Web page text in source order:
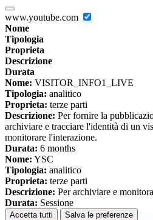
www.youtube.com
Nome
Tipologia
Proprieta
Descrizione
Durata
Nome: VISITOR_INFO1_LIVE
Tipologia: analitico
Proprieta: terze parti
Descrizione: Per fornire la
archiviare e tracciare l'identità di un
monitorare l'interazione.
Durata: 6 months
Nome: YSC
Tipologia: analitico
Proprieta: terze parti
Descrizione: Per archiviare e
Durata: Sessione
Accetta tutti Salva le preferenze